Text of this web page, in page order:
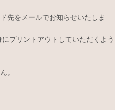
先をメールでお知らせいたしま
プリントアウトしていただくよう
。